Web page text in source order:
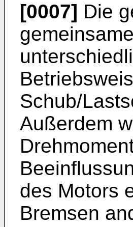
[0007] Die
Schub/
Außerdem
des Motors
Bremsen